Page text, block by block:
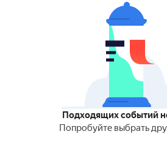
Подходящих событий
Попробуйте выбрать